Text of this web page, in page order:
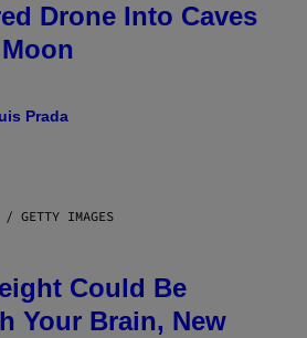
Drone Into Caves
Prada
/ GETTY IMAGES
Could Be
Your Brain, New